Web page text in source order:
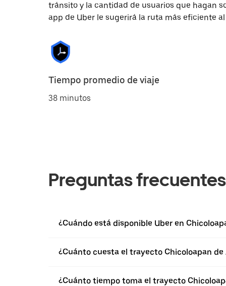
tránsito y la cantidad de usuarios que hagan
app de Uber le sugerirá la ruta más eficiente
Tiempo promedio de viaje
38 minutos
Preguntas frecuentes
¿Cuándo está disponible Uber en
¿Cuánto cuesta el trayecto Chicoloapan
¿Cuánto tiempo toma el trayecto